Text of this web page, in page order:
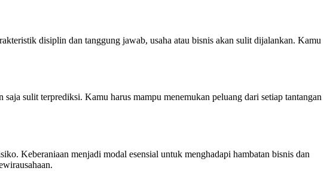
disiplin dan tanggung jawab, usaha atau bisnis akan sulit dijalankan. Kamu
sulit terprediksi. Kamu harus mampu menemukan peluang dari setiap tantangan
Keberaniaan menjadi modal esensial untuk menghadapi hambatan bisnis dan